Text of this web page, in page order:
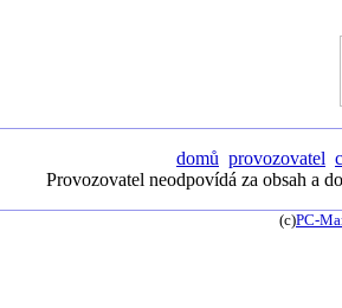
domů provozovatel
Provozovatel neodpovídá za obsah a
(c)PC-